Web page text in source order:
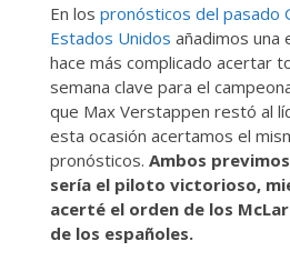
En los pronósticos del pasado
Estados Unidos añadimos una
hace más complicado acertar
semana clave para el
que Max Verstappen restó al
esta ocasión acertamos el
pronósticos. Ambos
sería el piloto victorioso,
acerté el orden de los
de los españoles.